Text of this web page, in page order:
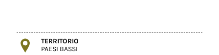
TERRITORIO
PAESI BASSI